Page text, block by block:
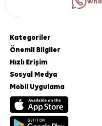
Kategoriler
Önemli Bilgiler
Hızlı Erişim
Sosyal Medya
Mobil Uygulama